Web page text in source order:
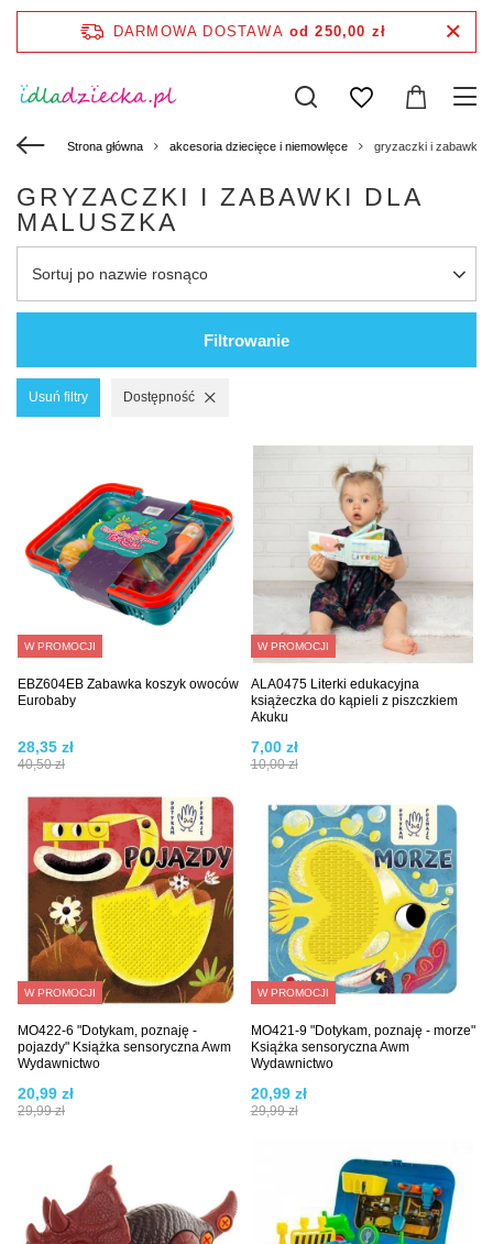
DARMOWA DOSTAWA od 250,00 zł
Strona główna akcesoria dziecięce i niemowlęce gryzaczki i zabawki
GRYZACZKI I ZABAWKI DLA
MALUSZKA
Sortuj po nazwie rosnąco
Filtrowanie
Usuń filtry Dostępność
W PROMOCJI
EBZ604EB Zabawka koszyk owoców
Eurobaby
40,50 zł
28,35 zł
W PROMOCJI
ALA0475 Literki edukacyjna
książeczka do kąpieli z piszczkiem
Akuku
10,00 zł
7,00 zł
W PROMOCJI
MO422-6 "Dotykam, poznaję -
pojazdy" Książka sensoryczna Awm
Wydawnictwo
29,99 zł
20,99 zł
W PROMOCJI
MO421-9 "Dotykam, poznaję - morze"
Książka sensoryczna Awm
Wydawnictwo
29,99 zł
20,99 zł